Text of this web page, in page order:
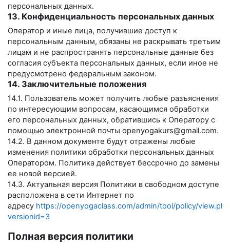
персональных данных.
13. Конфиденциальность персональных данных
Оператор и иные лица, получившие доступ к
персональным данным, обязаны не раскрывать третьим
лицам и не распространять персональные данные без
согласия субъекта персональных данных, если иное не
предусмотрено федеральным законом.
14. Заключительные положения
14.1. Пользователь может получить любые разъяснения
по интересующим вопросам, касающимся обработки
его персональных данных, обратившись к Оператору с
помощью электронной почты openyogakurs@gmail.com.
14.2. В данном документе будут отражены любые
изменения политики обработки персональных данных
Оператором. Политика действует бессрочно до замены
ее новой версией.
14.3. Актуальная версия Политики в свободном доступе
расположена в сети Интернет по
адресу https://openyogaclass.com/admin/tool/policy/
versionid=3
Полная версия политики